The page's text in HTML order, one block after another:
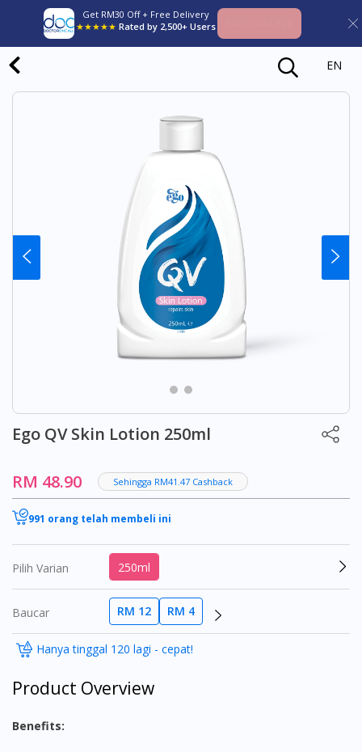
Get RM30 Off + Free Delivery
★★★★★ Rated by 2,500+ Users
EN
Ego QV Skin Lotion 250ml
RM 48.90 Sehingga RM41.47 Cashback
991 orang telah membeli ini
Pilih Varian 250ml
Baucar RM 12 RM 4
Hanya tinggal 120 lagi - cepat!
Product Overview
Benefits: